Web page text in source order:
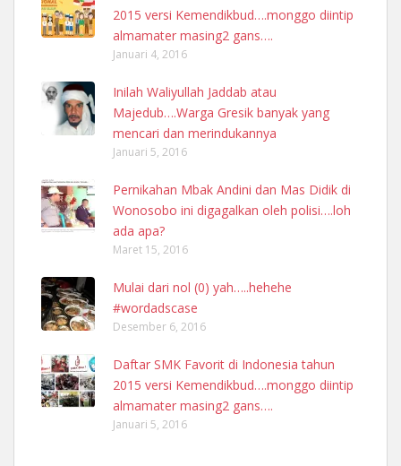
2015 versi Kemendikbud….monggo diintip
almamater masing2 gans….
Januari 4, 2016
Inilah Waliyullah Jaddab atau
Majedub….Warga Gresik banyak yang
mencari dan merindukannya
Januari 5, 2016
Pernikahan Mbak Andini dan Mas Didik di
Wonosobo ini digagalkan oleh polisi….loh
ada apa?
Maret 15, 2016
Mulai dari nol (0) yah…..hehehe
#wordadscase
Desember 6, 2016
Daftar SMK Favorit di Indonesia tahun
2015 versi Kemendikbud….monggo diintip
almamater masing2 gans….
Januari 5, 2016